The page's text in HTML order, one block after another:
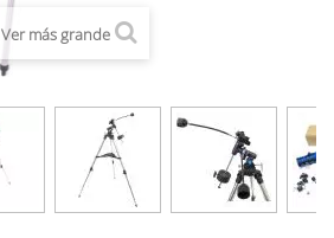
Ver más grande